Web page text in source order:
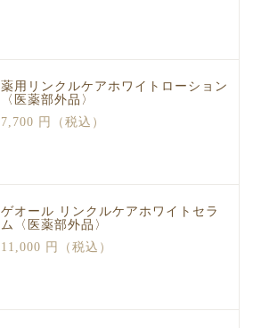
薬用リンクルケアホワイトローション
〈医薬部外品〉
7,700 円（税込）
ゲオール リンクルケアホワイトセラ
ム〈医薬部外品〉
11,000 円（税込）